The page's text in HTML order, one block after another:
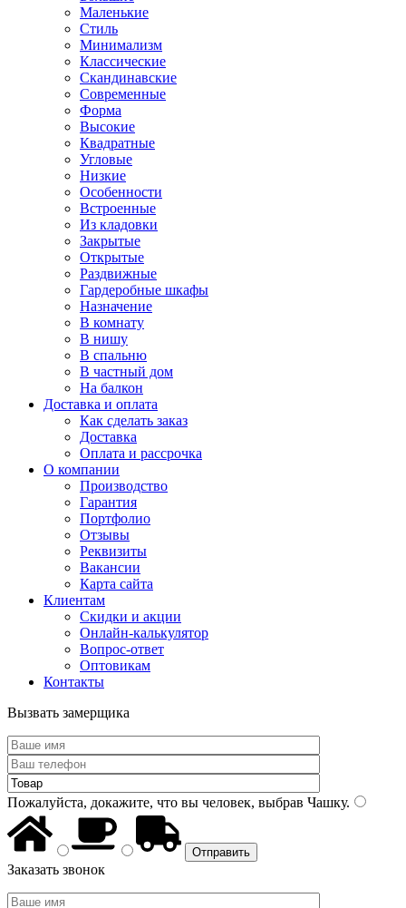
Маленькие
Стиль
Минимализм
Классические
Скандинавские
Современные
Форма
Высокие
Квадратные
Угловые
Низкие
Особенности
Встроенные
Из кладовки
Закрытые
Открытые
Раздвижные
Гардеробные шкафы
Назначение
В комнату
В нишу
В спальню
В частный дом
На балкон
Доставка и оплата
Как сделать заказ
Доставка
Оплата и рассрочка
О компании
Производство
Гарантия
Портфолио
Отзывы
Реквизиты
Вакансии
Карта сайта
Клиентам
Скидки и акции
Онлайн-калькулятор
Вопрос-ответ
Оптовикам
Контакты
Вызвать замерщика
Пожалуйста, докажите, что вы человек, выбрав Чашку.
Заказать звонок